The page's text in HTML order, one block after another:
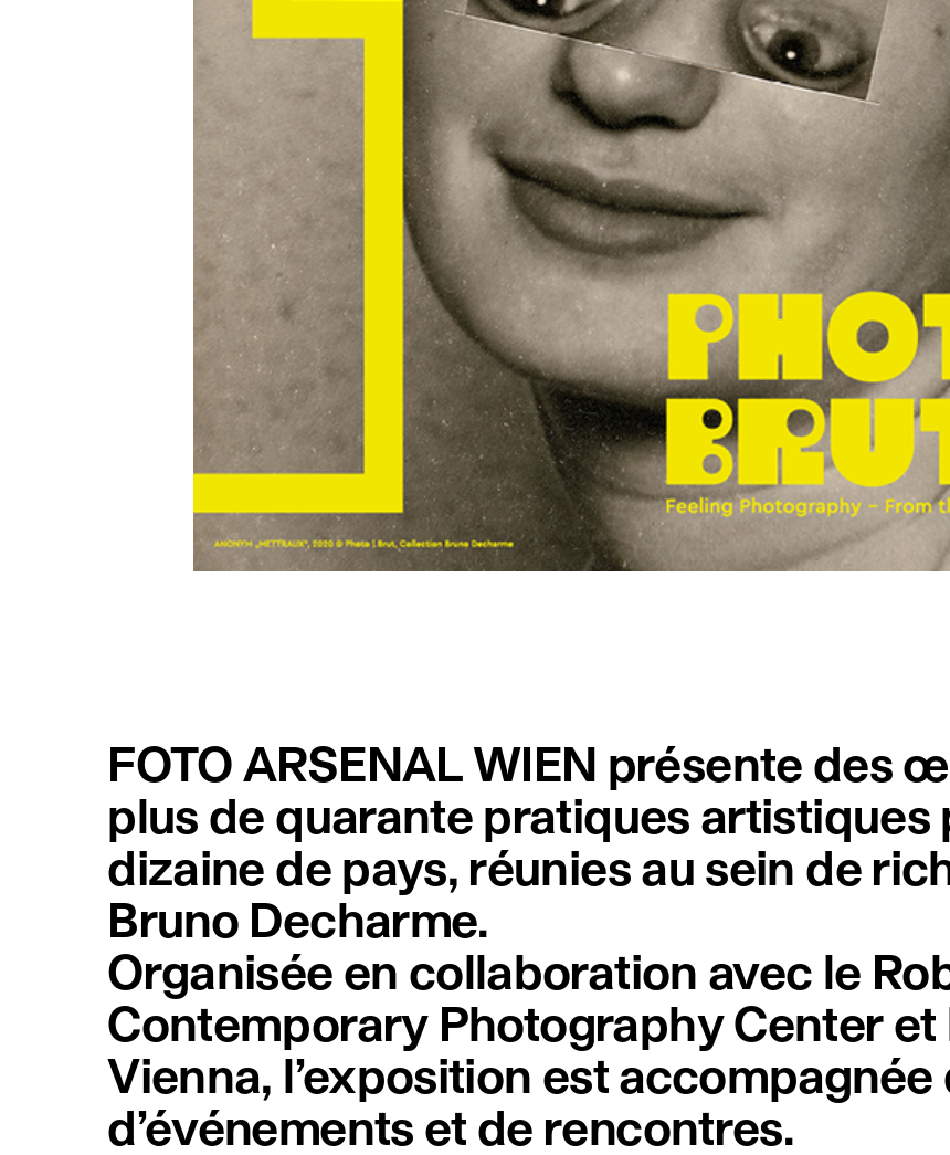
facebook
FOTO ARSENAL WIEN présente des
plus de quarante pratiques artistiques
dizaine de pays, réunies au sein de
Bruno Decharme.
Organisée en collaboration avec le
Contemporary Photography Center et
Vienna, l’exposition est accompagnée
d’événements et de rencontres.